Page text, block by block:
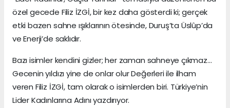
özel gecede Filiz İZGİ, bir kez daha gösterdi ki; gerçek
etki bazen sahne ışıklarının ötesinde, Duruş’ta Üslûp’da
ve Enerji’de saklıdır.
Bazı isimler kendini gizler; her zaman sahneye çıkmaz…
Gecenin yıldızı yine de onlar olur Değerleri ile ilham
veren Filiz İZGİ, tam olarak o isimlerden biri. Türkiye’nin
Lider Kadınlarına Adını yazdırıyor.